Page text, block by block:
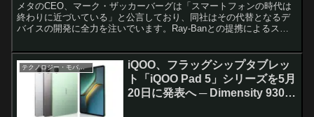
メタのCEO、マーク・ザッカーバーグは「スマートフォンの時代は
終わりに近づいている」と公言しており、同社はその代替となるデ
バイスの開発に全力を注いでいます。Ray-Banとの提携によるスマ
テクノロジー・モバイル
iQOO、フラッグシップタブレッ
ト「iQOO Pad 5」シリーズを5月
20日に発表へ ─ Dimensity 9300